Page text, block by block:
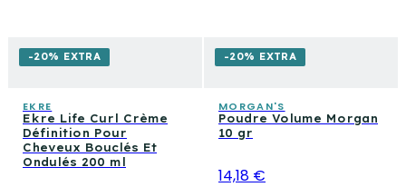
-20% EXTRA
EKRE
Ekre Life Curl Crème
Définition Pour
Cheveux Bouclés Et
Ondulés 200 ml
-20% EXTRA
MORGAN'S
Poudre Volume Morgan
10 gr
14,18 €